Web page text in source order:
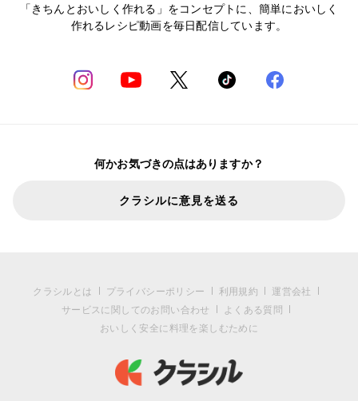
「きちんとおいしく作れる」をコンセプトに、簡単においしく
作れるレシピ動画を毎日配信しています。
何かお気づきの点はありますか？
クラシルに意見を送る
クラシルとは プライバシーポリシー 利用規約
運営会社
サービスに関してのお問い合わせ
よくある質問
おいしく安全に料理を楽しむために